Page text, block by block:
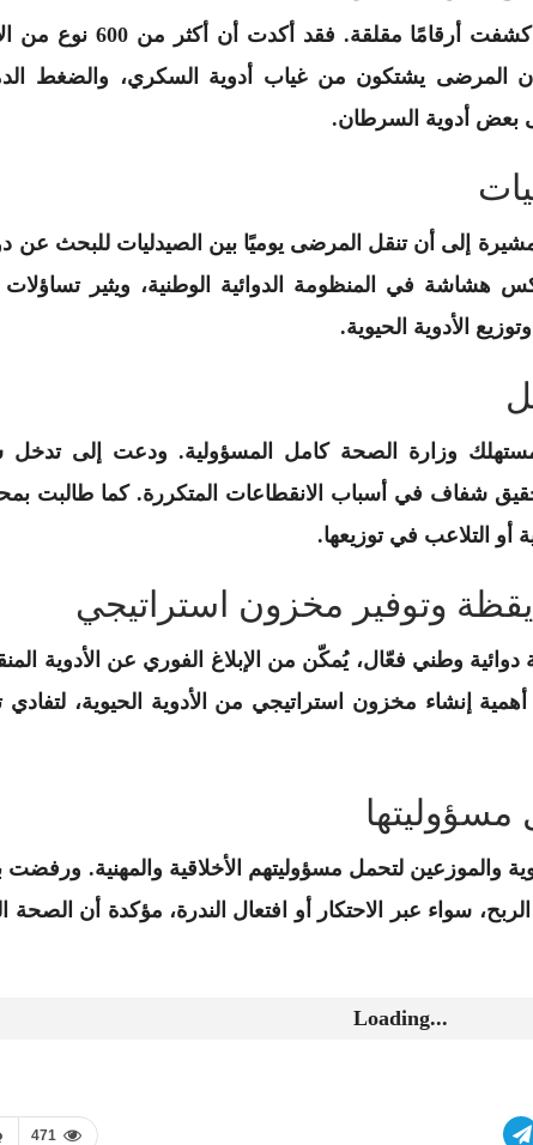
الجامعة المغربية لحقوق المستهلك كشفت أرقامًا مقلقة. فقد
المرضى يشتكون من غياب أدوية السكري، والضغط
بعض أدوية السرطان.
إلى أن تنقل المرضى يوميًا بين الصيدليات للبحث عن
هشاشة في المنظومة الدوائية الوطنية، ويثير
الأدوية الحيوية.
وزارة الصحة كامل المسؤولية. ودعت إلى تدخل
شفاف في أسباب الانقطاعات المتكررة. كما طالبت
أو التلاعب في توزيعها.
وتوفير مخزون استراتيجي
وطني فعّال، يُمكّن من الإبلاغ الفوري عن الأدوية
إنشاء مخزون استراتيجي من الأدوية الحيوية، لتفادي
والموزعين لتحمل مسؤوليتهم الأخلاقية والمهنية.
سواء عبر الاحتكار أو افتعال الندرة، مؤكدة أن الصحة
Loading...
471